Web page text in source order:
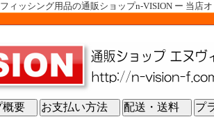
ィッシング用品の通販ショップn-VISION ー 当店
概要 お支払い方法 配送・送料 プ